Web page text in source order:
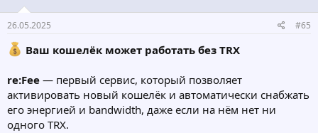
26.05.2025 #65
Ваш кошелёк может работать без TRX
re:Fee — первый сервис, который позволяет
активировать новый кошелёк и автоматически снабжать
его энергией и bandwidth, даже если на нём нет ни
одного TRX.